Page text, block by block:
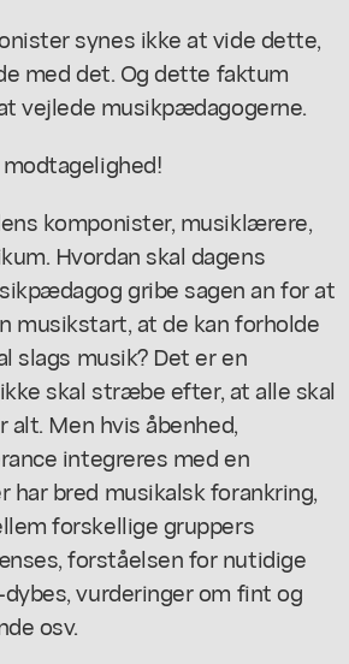
synes ikke at vide dette,
med det. Og dette faktum
vejlede musikpædagogerne.
komponister, musiklærere,
Hvordan skal dagens
gribe sagen an for at
musikstart, at de kan forholde
slags musik? Det er en
skal stræbe efter, at alle skal
Men hvis åbenhed,
integreres med en
har bred musikalsk forankring,
forskellige gruppers
forståelsen for nutidige
vurderinger om fint og
osv.